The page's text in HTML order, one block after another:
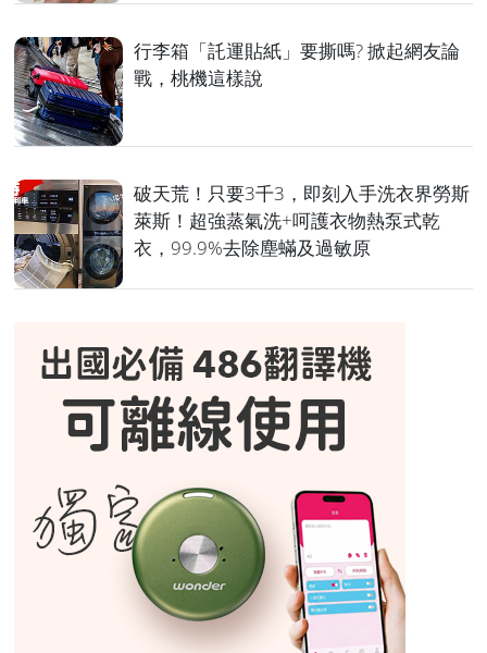
行李箱「託運貼紙」要撕嗎? 掀起網友論
戰，桃機這樣說
破天荒！只要3千3，即刻入手洗衣界勞斯
萊斯！超強蒸氣洗+呵護衣物熱泵式乾
衣，99.9%去除塵蟎及過敏原